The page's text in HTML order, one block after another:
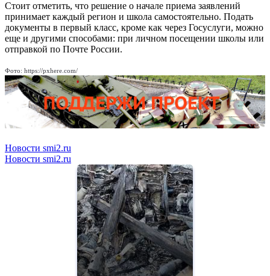
Стоит отметить, что решение о начале приема заявлений
принимает каждый регион и школа самостоятельно. Подать
документы в первый класс, кроме как через Госуслуги, можно
еще и другими способами: при личном посещении школы или
отправкой по Почте России.
Фото: https://pxhere.com/
Новости smi2.ru
Новости smi2.ru